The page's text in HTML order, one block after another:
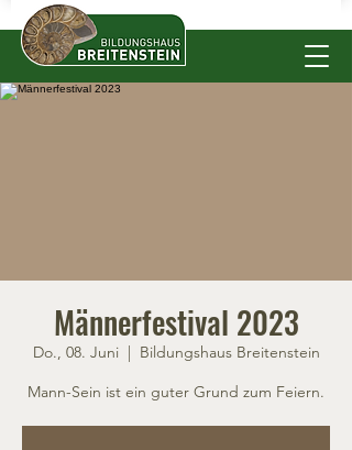
Männerfestival 2023
Do., 08. Juni
  |
Bildungshaus Breitenstein
Mann-Sein ist ein guter Grund zum Feiern.